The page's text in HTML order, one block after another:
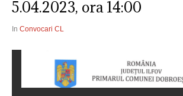
5.04.2023, ora 14:00
In Convocari CL